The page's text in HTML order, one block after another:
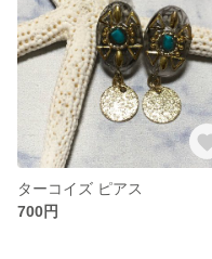
ターコイズ ピアス
700円